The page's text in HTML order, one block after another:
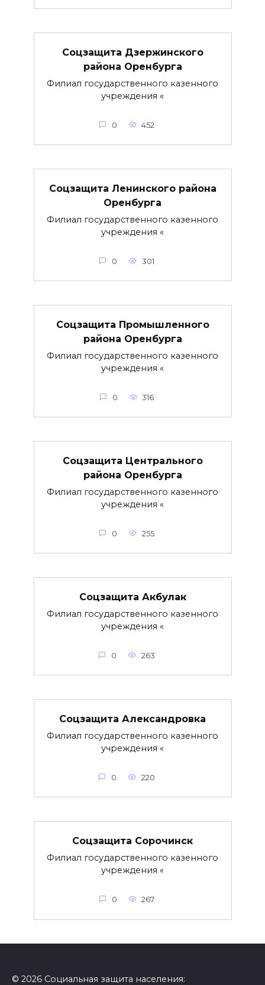
Соцзащита Дзержинского
района Оренбурга
Филиал государственного казенного
учреждения «
0 452
Соцзащита Ленинского района
Оренбурга
Филиал государственного казенного
учреждения «
0 301
Соцзащита Промышленного
района Оренбурга
Филиал государственного казенного
учреждения «
0 316
Соцзащита Центрального
района Оренбурга
Филиал государственного казенного
учреждения «
0 255
Соцзащита Акбулак
Филиал государственного казенного
учреждения «
0 263
Соцзащита Александровка
Филиал государственного казенного
учреждения «
0 220
Соцзащита Сорочинск
Филиал государственного казенного
учреждения «
0 267
© 2026 Социальная защита населения: